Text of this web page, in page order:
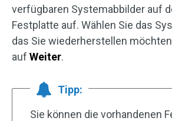
verfügbaren Systemabbilder auf
Festplatte auf. Wählen Sie das
das Sie wiederherstellen
auf Weiter.
Tipp:
Sie können die vorhandenen